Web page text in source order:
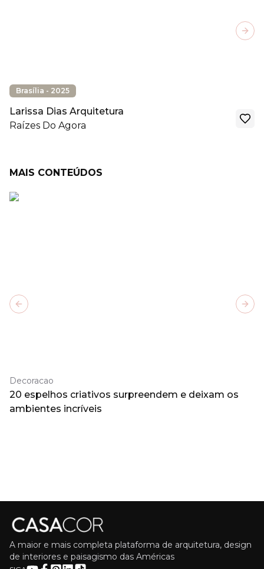
Brasília - 2025
Larissa Dias Arquitetura
Raízes Do Agora
MAIS CONTEÚDOS
Decoracao
20 espelhos criativos surpreendem e deixam os
ambientes incríveis
Previous slide
A maior e mais completa plataforma de arquitetura, design
de interiores e paisagismo das Américas